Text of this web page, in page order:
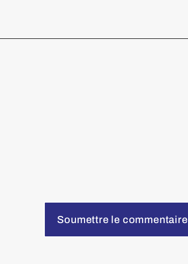
Soumettre le commentaire